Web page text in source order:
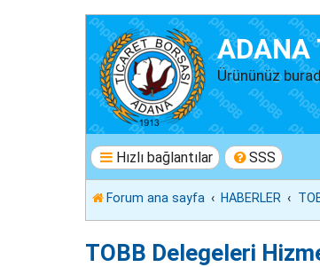
ADANA
Ürününüz
Hızlı bağlantılar SSS
Forum ana sayfa HABERLER
TOBB Delegeleri